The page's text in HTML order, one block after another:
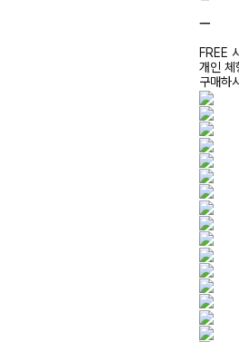
ㅡ
FREE
개인 체
구매하